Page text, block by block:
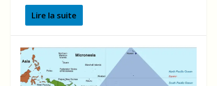
Lire la suite